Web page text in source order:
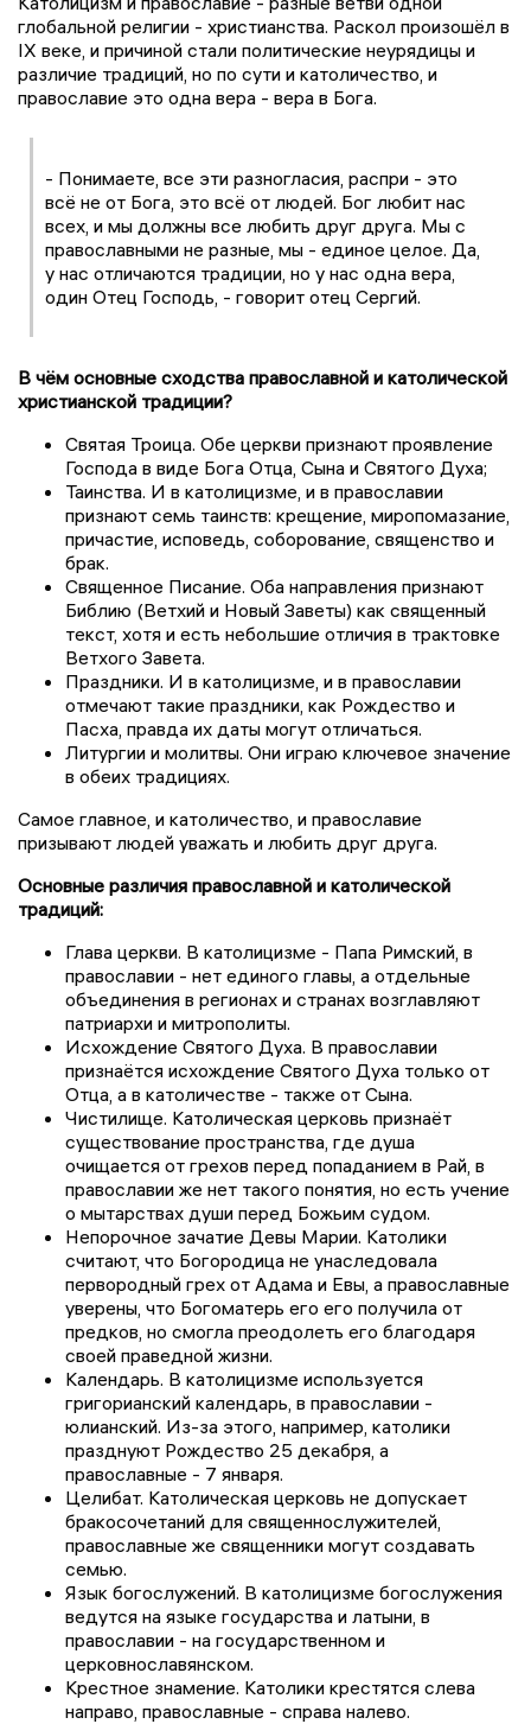
глобальной религии - христианства. Раскол произошёл в
IX веке, и причиной стали политические неурядицы и
различие традиций, но по сути и католичество, и
православие это одна вера - вера в Бога.
- Понимаете, все эти разногласия, распри - это
всё не от Бога, это всё от людей. Бог любит нас
всех, и мы должны все любить друг друга. Мы с
православными не разные, мы - единое целое. Да,
у нас отличаются традиции, но у нас одна вера,
один Отец Господь, - говорит отец Сергий.
В чём основные сходства православной и католической
христианской традиции?
Святая Троица. Обе церкви признают проявление
Господа в виде Бога Отца, Сына и Святого Духа;
Таинства. И в католицизме, и в православии
признают семь таинств: крещение, миропомазание,
причастие, исповедь, соборование, священство и
брак.
Священное Писание. Оба направления признают
Библию (Ветхий и Новый Заветы) как священный
текст, хотя и есть небольшие отличия в трактовке
Ветхого Завета.
Праздники. И в католицизме, и в православии
отмечают такие праздники, как Рождество и
Пасха, правда их даты могут отличаться.
Литургии и молитвы. Они играю ключевое значение
в обеих традициях.
Самое главное, и католичество, и православие
призывают людей уважать и любить друг друга.
Основные различия православной и католической
традиций:
Глава церкви. В католицизме - Папа Римский, в
православии - нет единого главы, а отдельные
объединения в регионах и странах возглавляют
патриархи и митрополиты.
Исхождение Святого Духа. В православии
признаётся исхождение Святого Духа только от
Отца, а в католичестве - также от Сына.
Чистилище. Католическая церковь признаёт
существование пространства, где душа
очищается от грехов перед попаданием в Рай, в
православии же нет такого понятия, но есть учение
о мытарствах души перед Божьим судом.
Непорочное зачатие Девы Марии. Католики
считают, что Богородица не унаследовала
первородный грех от Адама и Евы, а православные
уверены, что Богоматерь его его получила от
предков, но смогла преодолеть его благодаря
своей праведной жизни.
Календарь. В католицизме используется
григорианский календарь, в православии -
юлианский. Из-за этого, например, католики
празднуют Рождество 25 декабря, а
православные - 7 января.
Целибат. Католическая церковь не допускает
бракосочетаний для священнослужителей,
православные же священники могут создавать
семью.
Язык богослужений. В католицизме богослужения
ведутся на языке государства и латыни, в
православии - на государственном и
церковнославянском.
Крестное знамение. Католики крестятся слева
направо, православные - справа налево.